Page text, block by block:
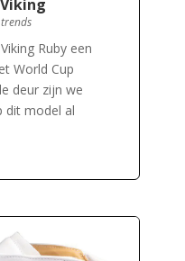
Ruby een
World Cup
deur zijn we
dit model al